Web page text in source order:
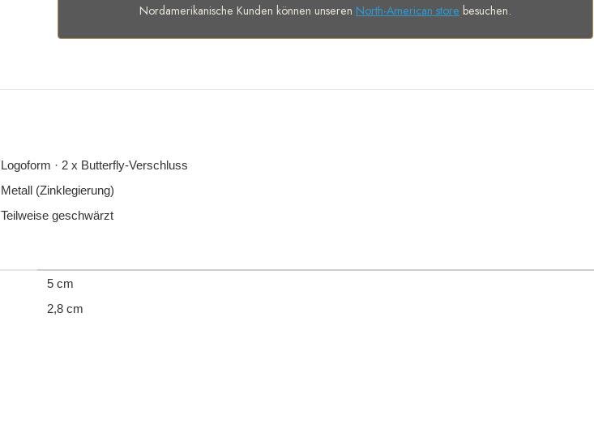
Nordamerikanische Kunden können unseren North-American store besuchen.
Logoform · 2 x Butterfly-Verschluss
Metall (Zinklegierung)
Teilweise geschwärzt
5 cm
2,8 cm